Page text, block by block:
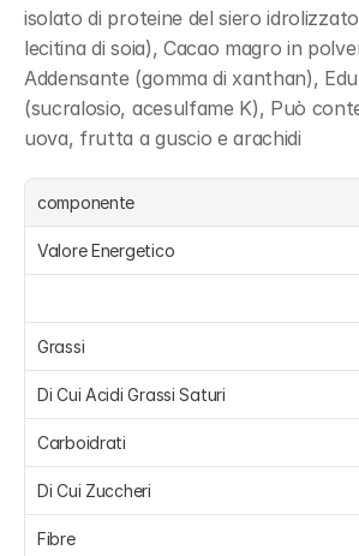
isolato di proteine del siero
lecitina di soia), Cacao magro in
Addensante (gomma di xanthan),
(sucralosio, acesulfame K), Può
uova, frutta a guscio e arachidi
componente
Valore Energetico
Grassi
Di Cui Acidi Grassi Saturi
Carboidrati
Di Cui Zuccheri
Fibre